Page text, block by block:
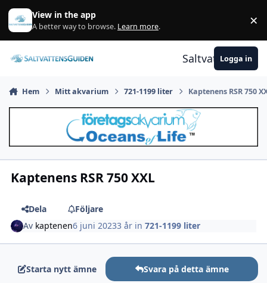
Gå till innehåll
View in the app
A better way to browse. Learn more. ×
Logga in
Hem Mitt akvarium 721-1199 liter Kaptenens RSR 750
Kaptenens RSR 750 XXL
Dela
Följare
Av kaptenen6 juni 20233 år in721-1199 liter
Starta nytt ämne Svara på detta ämne